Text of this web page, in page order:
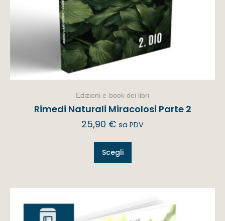
Edizioni e-book dei libri
Rimedi Naturali Miracolosi Parte 2
25,90 € sa PDV
Scegli